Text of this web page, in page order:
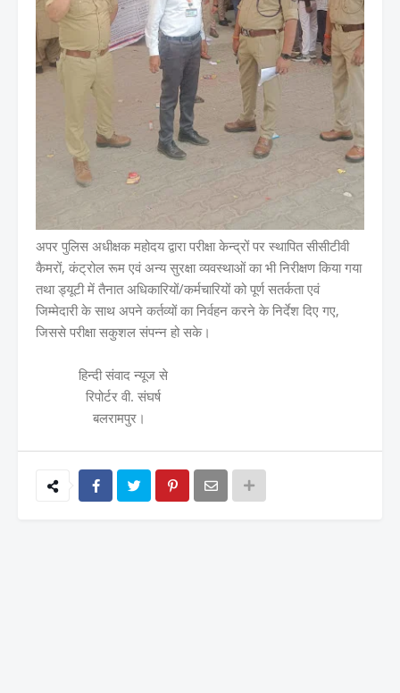
अपर पुलिस अधीक्षक महोदय द्वारा परीक्षा केन्द्रों पर स्थापित सीसीटीवी
कैमरों, कंट्रोल रूम एवं अन्य सुरक्षा व्यवस्थाओं का भी निरीक्षण किया गया
तथा ड्यूटी में तैनात अधिकारियों/कर्मचारियों को पूर्ण सतर्कता एवं
जिम्मेदारी के साथ अपने कर्तव्यों का निर्वहन करने के निर्देश दिए गए,
जिससे परीक्षा सकुशल संपन्न हो सके।
हिन्दी संवाद न्यूज से
रिपोर्टर वी. संघर्ष
बलरामपुर।